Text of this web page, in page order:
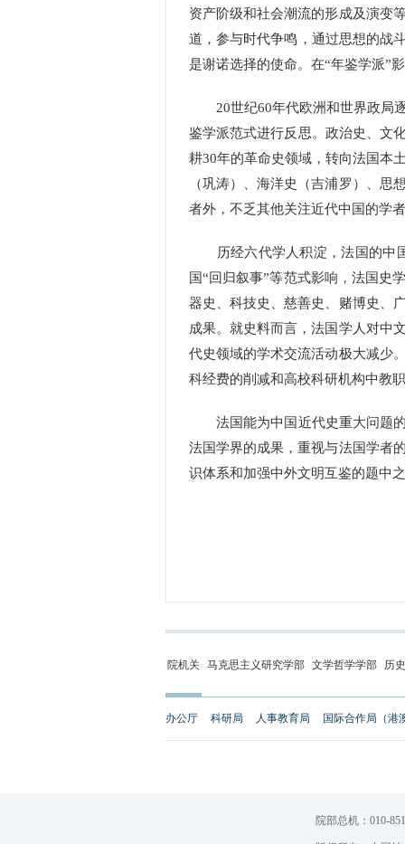
资产阶级和社会潮流的形成及演变
道，参与时代争鸣，通过思想的战
是谢诺选择的使命。在“年鉴学派”
20世纪60年代欧洲和世界政局逐
鉴学派范式进行反思。政治史、文
耕30年的革命史领域，转向法国本
（巩涛）、海洋史（吉浦罗）、
者外，不乏其他关注近代中国的学
历经六代学人积淀，法国的中国
国“回归叙事”等范式影响，法国史
器史、科技史、慈善史、赌博史、
成果。就史料而言，法国学人对中
代史领域的学术交流活动极大减少
科经费的削减和高校科研机构中教
法国能为中国近代史重大问题的
法国学界的成果，重视与法国学者
识体系和加强中外文明互鉴的题中
院机关 马克思主义研究学部 文学哲学学部 历
办公厅 科研局 人事教育局 国际合作局（港
院部总机：010-